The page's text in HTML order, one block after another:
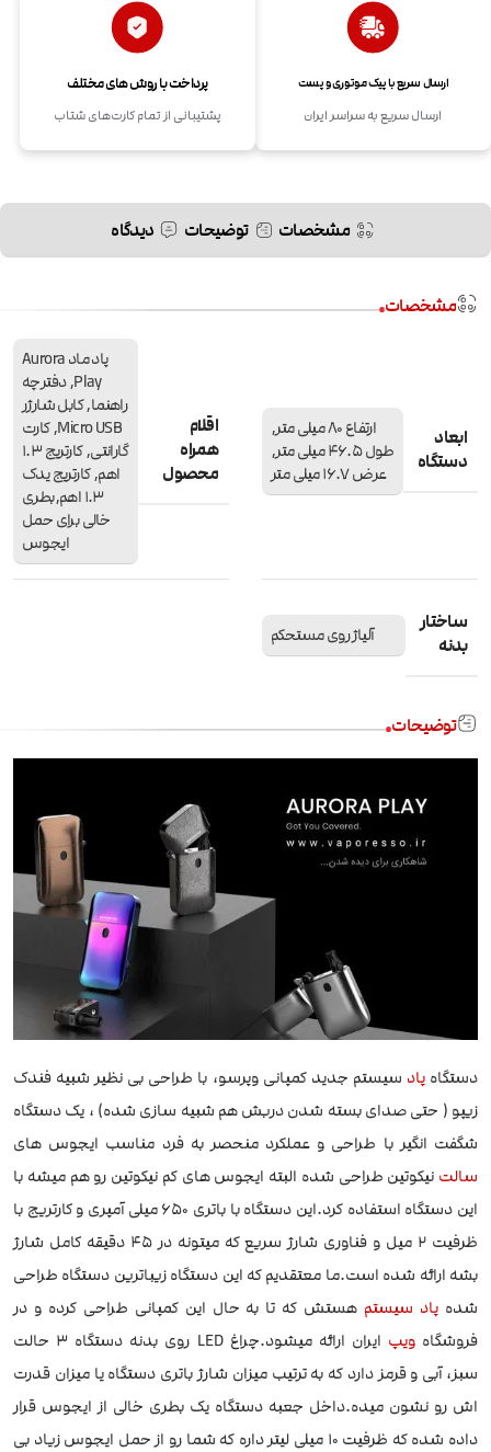
ارسال سریع با پیک موتوری و پست
ارسال سریع به سراسر ایران
پرداخت با روش های مختلف
پشتیبانی از تمام کارت‌های شتاب
مشخصات توضیحات دیدگاه
مشخصات
ابعاد
دستگاه
ارتفاع 80 میلی متر,
طول 46.5 میلی متر,
عرض 16.7 میلی متر
اقلام
همراه
محصول
پاد ماد Aurora
Play, دفترچه
راهنما, کابل شارژر
Micro USB, کارت
گارانتی, کارتریج 1.3
اهم, کارتریج یدک
1.3 اهم,بطری
خالی برای حمل
ایجوس
ساختار
بدنه
آلیاژ روی مستحکم
توضیحات
دستگاهپاد سیستم جدید کمپانی وپرسو، با طراحی بی نظیر شبیه فندک
زیپو ( حتی صدای بسته شدن دربش هم شبیه سازی شده) ، یک دستگاه
شگفت انگیر با طراحی و عملکرد منحصر به فرد مناسب ایجوس های
سالت نیکوتین طراحی شده البته ایجوس های کم نیکوتین رو هم میشه با
این دستگاه استفاده کرد.این دستگاه با باتری 650 میلی آمپری و کارتریج با
ظرفیت 2 میل و فناوری شارژ سریع که میتونه در 45 دقیقه کامل شارژ
بشه ارائه شده است.ما معتقدیم که این دستگاه زیباترین دستگاه طراحی
شده پاد سیستم هستش که تا به حال این کمپانی طراحی کرده و در
فروشگاهویپ
ایران ارائه میشود.چراغ LED روی بدنه دستگاه 3 حالت
سبز، آبی و قرمز دارد که به ترتیب میزان شارژ باتری دستگاه یا میزان قدرت
اش رو نشون میده.داخل جعبه دستگاه یک بطری خالی از ایجوس قرار
داده شده که ظرفیت 10 میلی لیتر داره که شما رو از حمل ایجوس زیاد بی